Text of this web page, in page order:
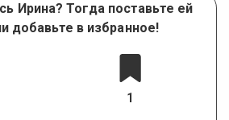
Ирина? Тогда поставьте ей
добавьте в избранное!
1